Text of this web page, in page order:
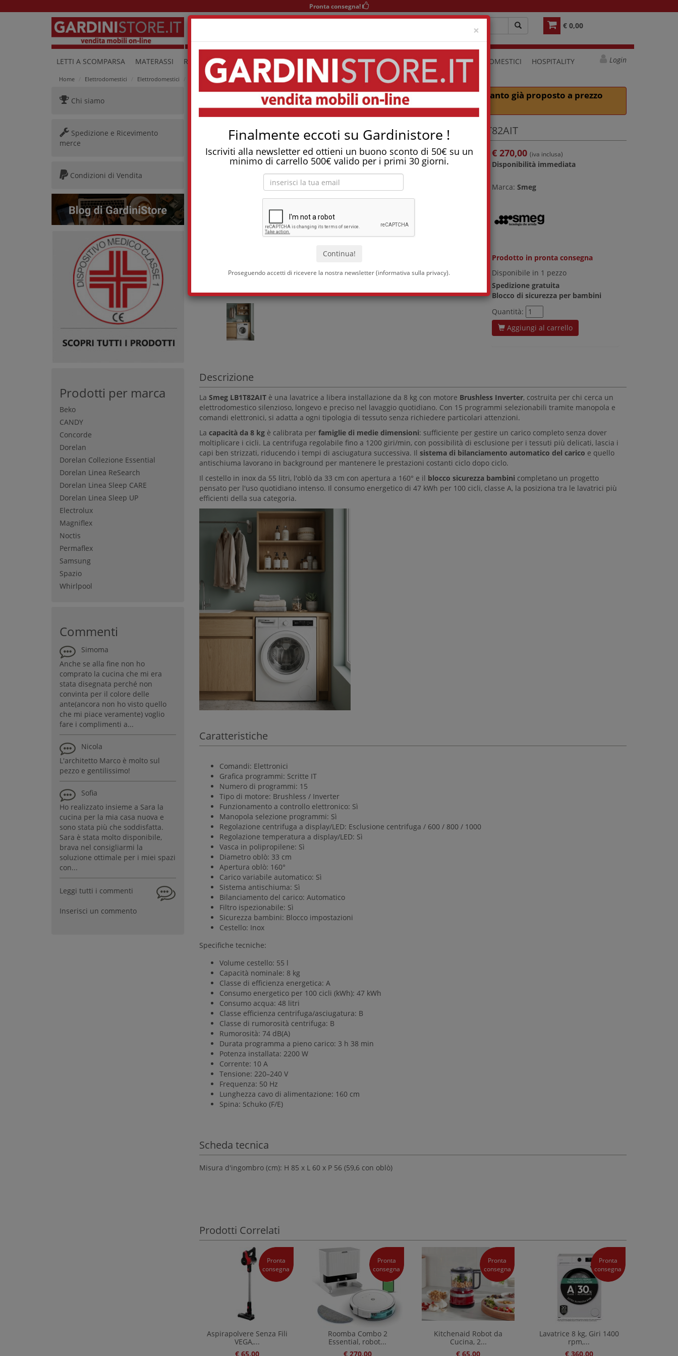
×
Finalmente eccoti su Gardinistore !
Iscriviti alla newsletter ed ottieni un buono sconto di 50€ su un
minimo di carrello 500€ valido per i primi 30 giorni.
Proseguendo accetti di ricevere la nostra newsletter (informativa sulla privacy).
Pronta consegna!
€ 0,00
LETTI A SCOMPARSA MATERASSI RETI E LETTI Area KIDS SOGGIORNO TAVOLI SEDIE COMPLEMENTI ELETTRODOMESTICI HOSPITALITY Login
Home Elettrodomestici Elettrodomestici Lavatrice Smeg 8 Kg, Classe A, Motore Inverter, 1200 Giri - Lb1T82Ait
Su questo prodotto non si applica la promozione in corso, in quanto già proposto a prezzo
scontatissimo!
Lavatrice SMEG 8 Kg, Classe A, Motore Inverter, 1200 giri - LB1T82AIT
€270,00 (iva inclusa)
Disponibilità immediata
Marca:Smeg
Prodotto in pronta consegna
Disponibile in 1 pezzo
Spedizione gratuita
Blocco di sicurezza per bambini
Quantità:
Aggiungi al carrello
Descrizione
La Smeg LB1T82AITè una lavatrice a libera installazione da 8 kg con motore Brushless Inverter, costruita per chi cerca un
elettrodomestico silenzioso, longevo e preciso nel lavaggio quotidiano. Con 15 programmi selezionabili tramite manopola e
comandi elettronici, si adatta a ogni tipologia di tessuto senza richiedere particolari attenzioni.
La capacità da 8 kgè calibrata per famiglie di medie dimensioni: sufficiente per gestire un carico completo senza dover
moltiplicare i cicli. La centrifuga regolabile fino a 1200 giri/min, con possibilità di esclusione per i tessuti più delicati, lascia i
capi ben strizzati, riducendo i tempi di asciugatura successiva. Il sistema di bilanciamento automatico del carico e quello
antischiuma lavorano in background per mantenere le prestazioni costanti ciclo dopo ciclo.
Il cestello in inox da 55 litri, l'oblò da 33 cm con apertura a 160° e il blocco sicurezza bambini completano un progetto
pensato per l'uso quotidiano intenso. Il consumo energetico di 47 kWh per 100 cicli, classe A, la posiziona tra le lavatrici più
efficienti della sua categoria.
Caratteristiche
Comandi: Elettronici
Grafica programmi: Scritte IT
Numero di programmi: 15
Tipo di motore: Brushless / Inverter
Funzionamento a controllo elettronico: Sì
Manopola selezione programmi: Sì
Regolazione centrifuga a display/LED: Esclusione centrifuga / 600 / 800 / 1000
Regolazione temperatura a display/LED: Sì
Vasca in polipropilene: Sì
Diametro oblò: 33 cm
Apertura oblò: 160°
Carico variabile automatico: Sì
Sistema antischiuma: Sì
Bilanciamento del carico: Automatico
Filtro ispezionabile: Sì
Sicurezza bambini: Blocco impostazioni
Cestello: Inox
Specifiche tecniche:
Volume cestello: 55 l
Capacità nominale: 8 kg
Classe di efficienza energetica: A
Consumo energetico per 100 cicli (kWh): 47 kWh
Consumo acqua: 48 litri
Classe efficienza centrifuga/asciugatura: B
Classe di rumorosità centrifuga: B
Rumorosità: 74 dB(A)
Durata programma a pieno carico: 3 h 38 min
Potenza installata: 2200 W
Corrente: 10 A
Tensione: 220–240 V
Frequenza: 50 Hz
Lunghezza cavo di alimentazione: 160 cm
Spina: Schuko (F/E)
Scheda tecnica
Misura d'ingombro (cm): H 85 x L 60 x P 56 (59,6 con oblò)
Prodotti Correlati
Pronta
consegna
Aspirapolvere Senza Fili
VEGA,...
€ 65,00
Pronta
consegna
Roomba Combo 2
Essential, robot...
€ 270,00
Pronta
consegna
Kitchenaid Robot da
Cucina, 2...
€ 65,00
Pronta
consegna
Lavatrice 8 kg, Giri 1400
rpm,...
€ 360,00
Chi siamo
Spedizione e Ricevimento
merce
Condizioni di Vendita
Prodotti per marca
Beko
CANDY
Concorde
Dorelan
Dorelan Collezione Essential
Dorelan Linea ReSearch
Dorelan Linea Sleep CARE
Dorelan Linea Sleep UP
Electrolux
Magniflex
Noctis
Permaflex
Samsung
Spazio
Whirlpool
Commenti
Simoma
Anche se alla fine non ho
comprato la cucina che mi era
stata disegnata perché non
convinta per il colore delle
ante(ancora non ho visto quello
che mi piace veramente) voglio
fare i complimenti a...
Nicola
L'architetto Marco è molto sul
pezzo e gentilissimo!
Sofia
Ho realizzato insieme a Sara la
cucina per la mia casa nuova e
sono stata più che soddisfatta.
Sara è stata molto disponibile,
brava nel consigliarmi la
soluzione ottimale per i miei spazi
con...
Leggi tutti i commenti
Inserisci un commento